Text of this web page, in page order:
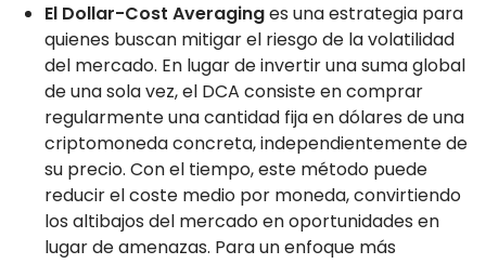
El Dollar-Cost Averaginges una estrategia para
quienes buscan mitigar el riesgo de la volatilidad
del mercado. En lugar de invertir una suma global
de una sola vez, el DCA consiste en comprar
regularmente una cantidad fija en dólares de una
criptomoneda concreta, independientemente de
su precio. Con el tiempo, este método puede
reducir el coste medio por moneda, convirtiendo
los altibajos del mercado en oportunidades en
lugar de amenazas. Para un enfoque más